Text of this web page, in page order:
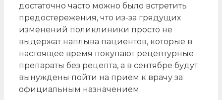
достаточно часто можно было встретить
предостережения, что из-за грядущих
изменений поликлиники просто не
выдержат наплыва пациентов, которые в
настоящее время покупают рецептурные
препараты без рецепта, а в сентябре будут
вынуждены пойти на прием к врачу за
официальным назначением.